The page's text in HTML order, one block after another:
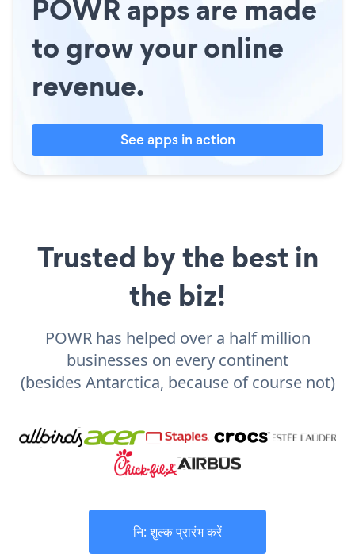
POWR apps are made
to grow your online
revenue.
See apps in action
Trusted by the best in
the biz!
POWR has helped over a half million
businesses on every continent
(besides Antarctica, because of course not)
नि: शुल्क प्रारंभ करें